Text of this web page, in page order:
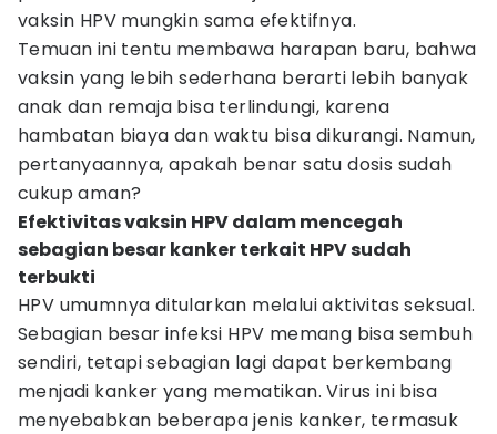
vaksin HPV mungkin sama efektifnya.
Temuan ini tentu membawa harapan baru, bahwa
vaksin yang lebih sederhana berarti lebih banyak
anak dan remaja bisa terlindungi, karena
hambatan biaya dan waktu bisa dikurangi. Namun,
pertanyaannya, apakah benar satu dosis sudah
cukup aman?
Efektivitas vaksin HPV dalam mencegah
sebagian besar kanker terkait HPV sudah
terbukti
HPV umumnya ditularkan melalui aktivitas seksual.
Sebagian besar infeksi HPV memang bisa sembuh
sendiri, tetapi sebagian lagi dapat berkembang
menjadi kanker yang mematikan. Virus ini bisa
menyebabkan beberapa jenis kanker, termasuk